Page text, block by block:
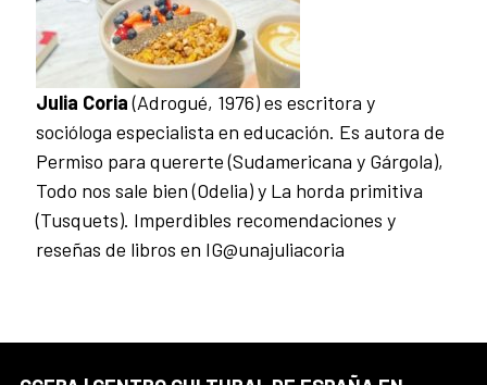
Julia Coria(Adrogué, 1976) es escritora y
socióloga especialista en educación. Es autora de
Permiso para quererte (Sudamericana y Gárgola),
Todo nos sale bien (Odelia) y La horda primitiva
(Tusquets). Imperdibles recomendaciones y
reseñas de libros en IG@unajuliacoria